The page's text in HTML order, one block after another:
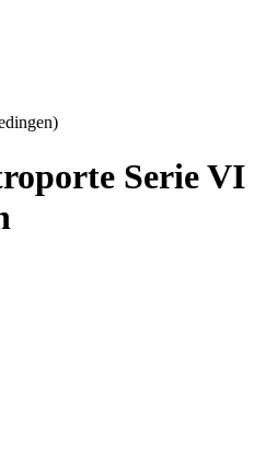
Serie VI